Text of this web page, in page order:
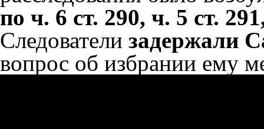
по ч. 6 ст. 290, ч. 5 ст.
Следователи задержали
вопрос об избрании ему